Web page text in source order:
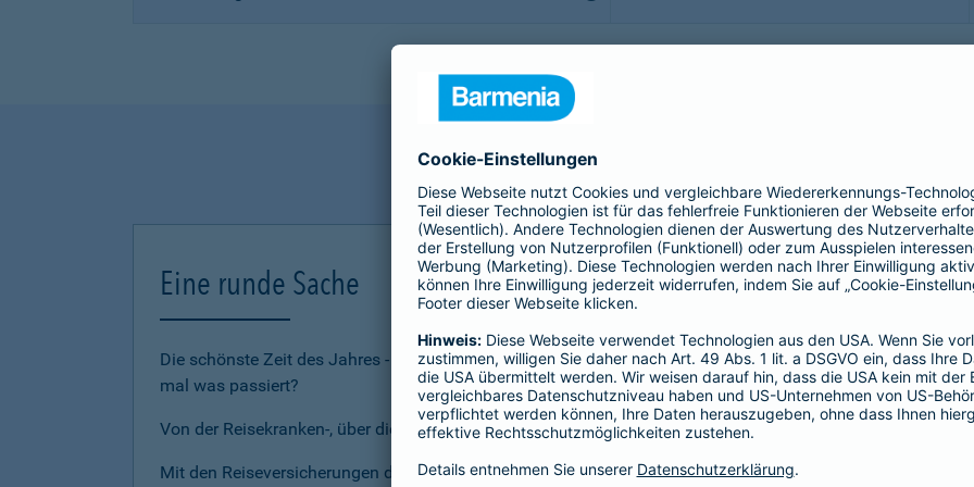
Eine runde Sache
Die schönste Zeit des Jahres - den Urlaub - möchte man sorgenfrei genießen. Doch was, wenn doch
mal was passiert?
Von der Reisekranken-, über die Reiserücktrittsversicherung bis hin zur Gepäckversicherung:
Mit den Reiseversicherungen der Barmenia sichern Sie sich, Ihr Gepäck und Ihre Reisekosten rund